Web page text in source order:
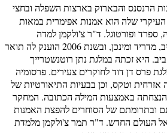
הרנסנס והבארוק בארצות השפלה ובחצי
שלה הוא אמנות אפימרית במאות
השפלה, ספרד ופורטוגל. ד"ר צ'ולקמן למדה
באוניברסיטאות של תל אביב, מדריד ומינכן, ובשנת 2006 הוענק לה תואר
היא זכתה במלגת נתן רוטנשטרייך
פרס דן דוד לחוקרים צעירים. פרסומיה
אזרחית וטקס, וכן בבעיות התיאורטיות של
באמצעות המילה הכתובה. המחקר
ובתרומתם של הסוחרים להפצת האמנות
העולם החדש. ד"ר תמר צ'ולקמן מלמדת